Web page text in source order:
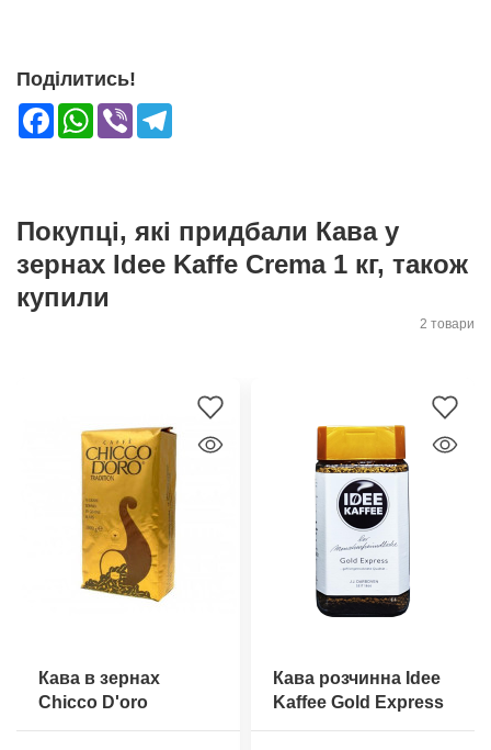
Поділитись!
FacebookWhatsApp
Viber
Покупці, які придбали Кава у
зернах Idee Kaffe Crema 1 кг, також
купили
2 товари
Кава в зернах
Chicco D'oro
Tradition 1 кг
Кава розчинна Idee
Kaffee Gold Express
200 гр